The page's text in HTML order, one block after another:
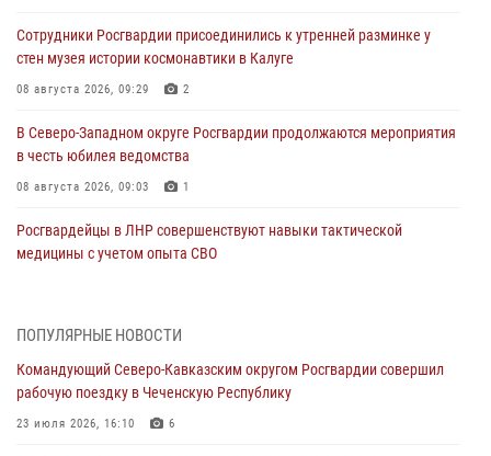
Сотрудники Росгвардии присоединились к утренней разминке у
стен музея истории космонавтики в Калуге
08 августа 2026, 09:29 2
В Северо-Западном округе Росгвардии продолжаются мероприятия
в честь юбилея ведомства
08 августа 2026, 09:03 1
Росгвардейцы в ЛНР совершенствуют навыки тактической
медицины с учетом опыта СВО
Росгвардейцы обеспечили безопасность «Поезда Победы» в
08 августа 2026, 07:00
В Кабардино-Балкарии сотрудники Росгвардии провели турнир по
ПОПУЛЯРНЫЕ НОВОСТИ
Командующий Северо-Кавказским округом Росгвардии совершил
рабочую поездку в Чеченскую Республику
23 июля 2026, 16:10 6